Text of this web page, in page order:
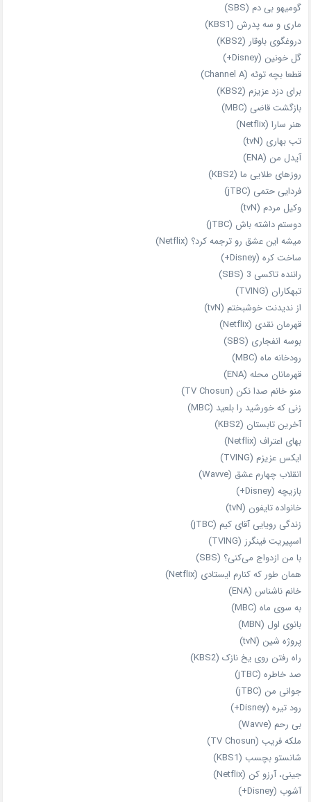
گومیهو بی دم (SBS)
ماری و سه پدرش (KBS1)
دروغگوی باوقار (KBS2)
گل خونین (Disney+)
قطعا بچه توئه (Channel A)
برای دزد عزیزم (KBS2)
بازگشت قاضی (MBC)
هنر سارا (Netflix)
تب بهاری (tvN)
آیدل من (ENA)
روزهای طلایی ما (KBS2)
فردایی حتمی (jTBC)
وکیل مردم (tvN)
دوستم داشته باش (jTBC)
میشه این عشق رو ترجمه کرد؟ (Netflix)
ساخت کره (Disney+)
راننده تاکسی 3 (SBS)
تبهکاران (TVING)
از ندیدنت خوشبختم (tvN)
قهرمان نقدی (Netflix)
بوسه انفجاری (SBS)
رودخانه ماه (MBC)
قهرمانان محله (ENA)
منو خانم صدا نکن (TV Chosun)
زنی که خورشید را بلعید (MBC)
آخرین تابستان (KBS2)
بهای اعتراف (Netflix)
ایکس عزیزم (TVING)
انقلاب چهارم عشق (Wavve)
بازیچه (Disney+)
خانواده تایفون (tvN)
زندگی رویایی آقای کیم (jTBC)
اسپیریت فینگرز (TVING)
با من ازدواج می‌کنی؟ (SBS)
همان‌ طور که کنارم ایستادی (Netflix)
خانم ناشناس (ENA)
به سوی ماه (MBC)
بانوی اول (MBN)
پروژه شین (tvN)
راه رفتن روی یخ نازک (KBS2)
صد خاطره (jTBC)
جوانی من (jTBC)
رود تیره (Disney+)
بی‌ رحم (Wavve)
ملکه فریب (TV Chosun)
شانستو بچسب (KBS1)
جینی، آرزو کن (Netflix)
آشوب (Disney+)